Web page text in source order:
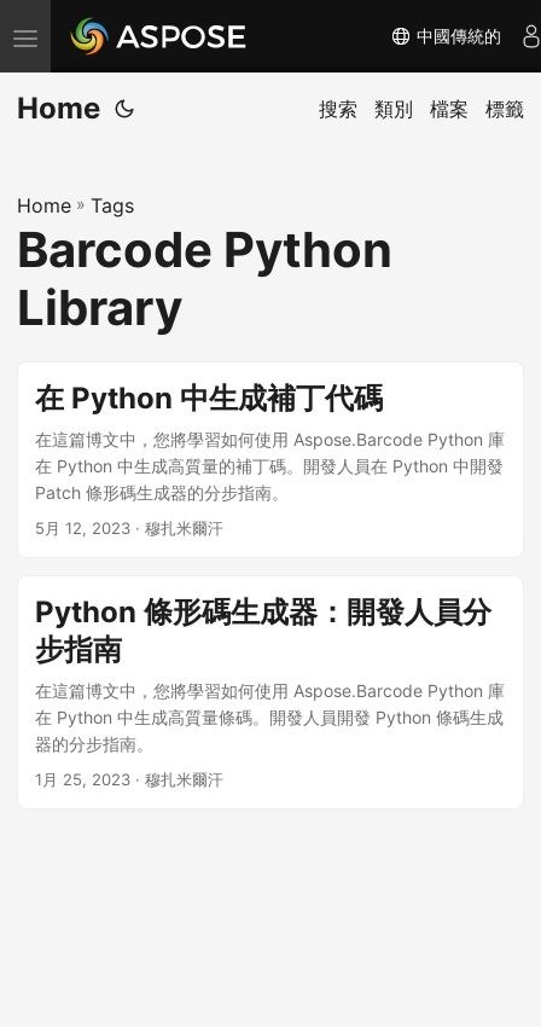
切
换
导
中國傳統的
Home 搜索 類別 檔案 標籤
Home » Tags
Barcode Python
Library
在 Python 中生成補丁代碼
在這篇博文中，您將學習如何使用 Aspose.Barcode Python 庫
在 Python 中生成高質量的補丁碼。開發人員在 Python 中開發
Patch 條形碼生成器的分步指南。
5月 12, 2023 · 穆扎米爾汗
Python 條形碼生成器：開發人員分
步指南
在這篇博文中，您將學習如何使用 Aspose.Barcode Python 庫
在 Python 中生成高質量條碼。開發人員開發 Python 條碼生成
器的分步指南。
1月 25, 2023 · 穆扎米爾汗